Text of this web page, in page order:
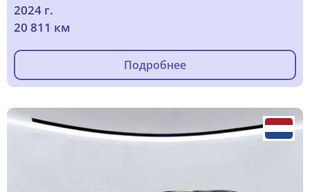
2024 г.
20 811 км
Подробнее